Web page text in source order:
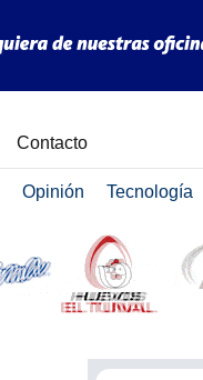
Contacto
Opinión Tecnología